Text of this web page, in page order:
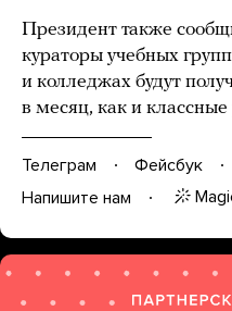
Президент также
кураторы учебных
и колледжах будут
в месяц, как и
Телеграм Фейсбук
Напишите нам